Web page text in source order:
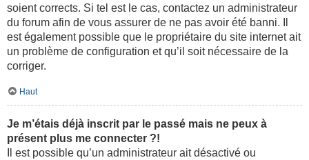
soient corrects. Si tel est le cas, contactez un administrateur
du forum afin de vous assurer de ne pas avoir été banni. Il
est également possible que le propriétaire du site internet ait
un problème de configuration et qu’il soit nécessaire de la
corriger.
Haut
Je m’étais déjà inscrit par le passé mais ne peux à
présent plus me connecter ?!
Il est possible qu’un administrateur ait désactivé ou